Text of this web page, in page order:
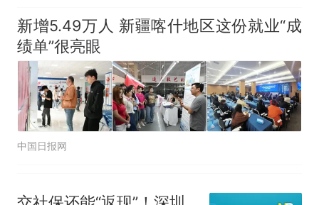
新增5.49万人 新疆喀什地区这份就业“成
绩单”很亮眼
中国日报网